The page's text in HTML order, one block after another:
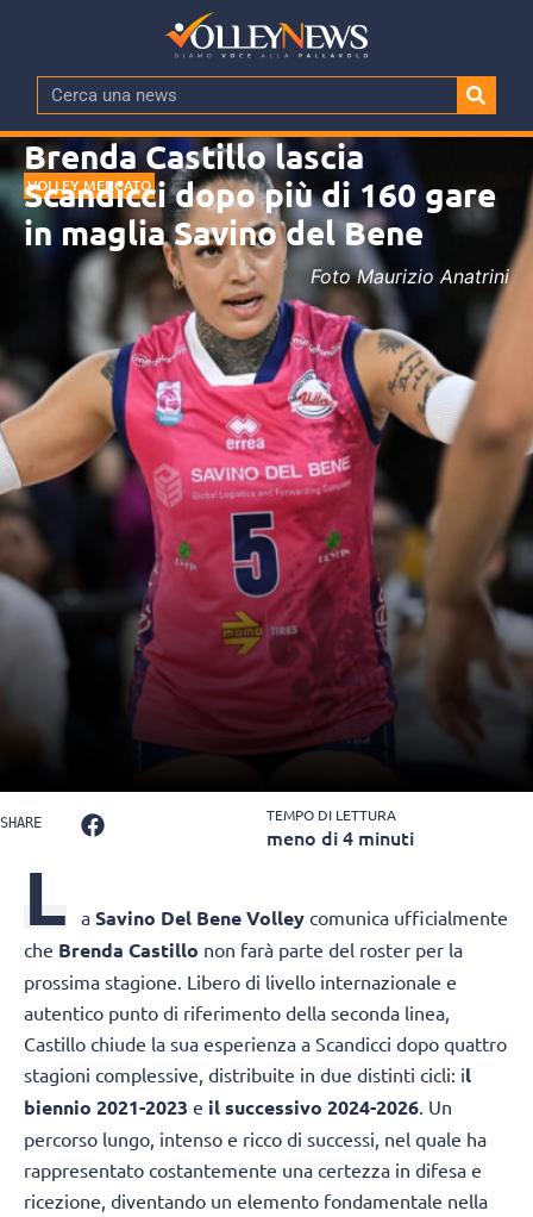
VOLLEY MERCATO
Brenda Castillo lascia
Scandicci dopo più di 160 gare
in maglia Savino del Bene
Foto Maurizio Anatrini
SHARE TEMPO DI LETTURA
meno di 4 minuti
L a Savino Del Bene Volley comunica ufficialmente
che Brenda Castillo non farà parte del roster per la
prossima stagione. Libero di livello internazionale e
autentico punto di riferimento della seconda linea,
Castillo chiude la sua esperienza a Scandicci dopo quattro
stagioni complessive, distribuite in due distinti cicli: il
biennio 2021-2023 e il successivo 2024-2026. Un
percorso lungo, intenso e ricco di successi, nel quale ha
rappresentato costantemente una certezza in difesa e
ricezione, diventando un elemento fondamentale nella